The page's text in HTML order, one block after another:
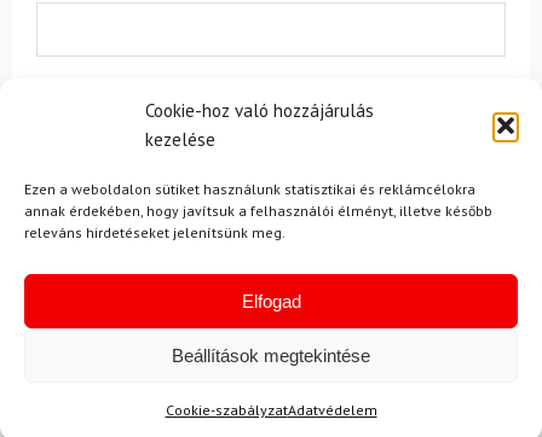
Cookie-hoz való hozzájárulás
kezelése
Ezen a weboldalon sütiket használunk statisztikai és reklámcélokra
annak érdekében, hogy javítsuk a felhasználói élményt, illetve később
releváns hirdetéseket jelenítsünk meg.
Elfogad
Beállítások megtekintése
Cookie-szabályzatAdatvédelem
Az üzeneted
felhasználási feltételekkel és a személyes